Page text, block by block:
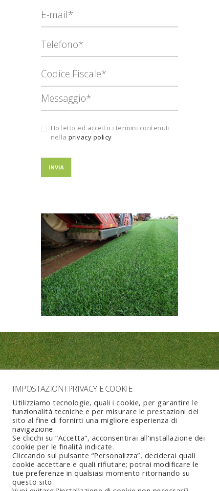
Ho letto ed accetto i termini contenuti
nella privacy policy
74025, Marina di Ginosa (TA)
+39 099 8271687
info@pratoarotoli.it
IMPOSTAZIONI PRIVACY E COOKIE
Utilizziamo tecnologie, quali i cookie, per garantire le
funzionalità tecniche e per misurare le prestazioni del
sito al fine di fornirti una migliore esperienza di
navigazione.
Se clicchi su “Accetta”, acconsentirai all'installazione dei
cookie per le finalità indicate.
Cliccando sul pulsante “Personalizza”, deciderai quali
cookie accettare e quali rifiutare; potrai modificare le
tue preferenze in qualsiasi momento ritornando su
questo sito.